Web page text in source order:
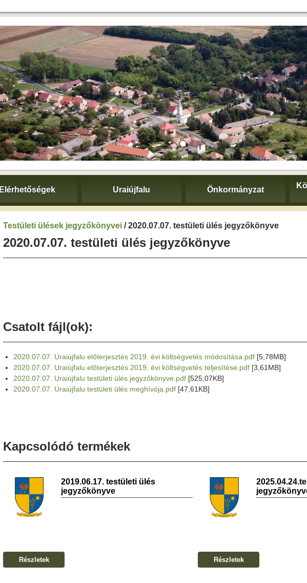
Elérhetőségek Uraiújfalu Önkormányzat
Testületi ülések jegyzőkönyvei / 2020.07.07. testületi ülés jegyzőkönyve
2020.07.07. testületi ülés jegyzőkönyve
Csatolt fájl(ok):
2020.07.07. Uraiújfalu előterjesztés 2019. évi költségvetés módosítása.pdf [5,78MB]
2020.07.07. Uraiújfalu előterjesztés 2019. évi költségvetés teljesítése.pdf [3,61MB]
2020.07.07. Uraiújfalu testületi ülés jegyzőkönyve.pdf [525,07KB]
2020.07.07. Uraiújfalu testületi ülés meghívója.pdf [47,61KB]
Kapcsolódó termékek
2019.06.17. testületi ülés
jegyzőkönyve
Részletek Részletek